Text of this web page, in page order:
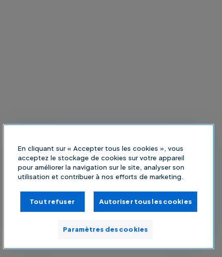
En cliquant sur « Accepter tous les cookies », vous
acceptez le stockage de cookies sur votre appareil
pour améliorer la navigation sur le site, analyser son
utilisation et contribuer à nos efforts de marketing.
Tout refuser Autoriser tous les cookies
Paramètres des cookies